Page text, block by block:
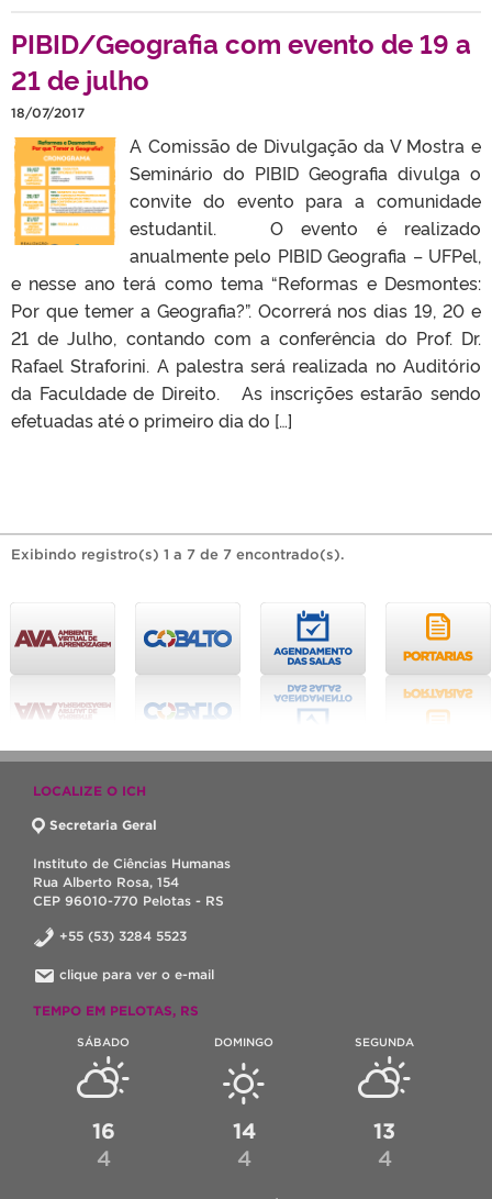
PIBID/Geografia com evento de 19 a
21 de julho
18/07/2017
A Comissão de Divulgação da V Mostra e
Seminário do PIBID Geografia divulga o
convite do evento para a comunidade
estudantil. O evento é realizado
anualmente pelo PIBID Geografia – UFPel,
e nesse ano terá como tema “Reformas e Desmontes:
Por que temer a Geografia?”. Ocorrerá nos dias 19, 20 e
21 de Julho, contando com a conferência do Prof. Dr.
Rafael Straforini. A palestra será realizada no Auditório
da Faculdade de Direito. As inscrições estarão sendo
efetuadas até o primeiro dia do […]
Exibindo registro(s) 1 a 7 de 7 encontrado(s).
LOCALIZE O ICH
Secretaria Geral
Instituto de Ciências Humanas
Rua Alberto Rosa, 154
CEP 96010-770 Pelotas - RS
+55 (53) 3284 5523
clique para ver o e-mail
TEMPO EM PELOTAS, RS
SÁBADO
16
4
DOMINGO
14
4
SEGUNDA
13
4